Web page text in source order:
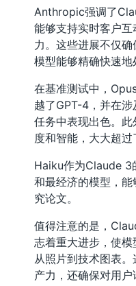
Anthropic强调了
能够支持实时客户
力。这些进展不仅
模型能够精确快速地
在基准测试中，
越了GPT-4，并在
任务中表现出色。
度和智能，大大超过
Haiku作为Claude 3
和最经济的模型，
究论文。
值得注意的是，
志着重大进步，使模
从照片到技术图表
产力，还确保对用